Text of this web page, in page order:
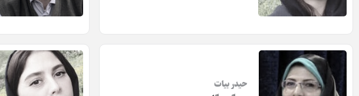
حیدر بیات